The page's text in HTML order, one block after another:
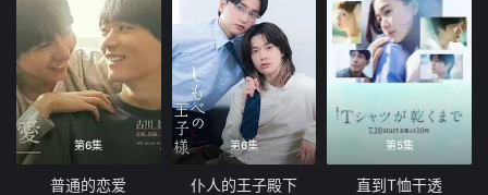
第6集
普通的恋爱
第6集
仆人的王子殿下
第5集
直到T恤干透